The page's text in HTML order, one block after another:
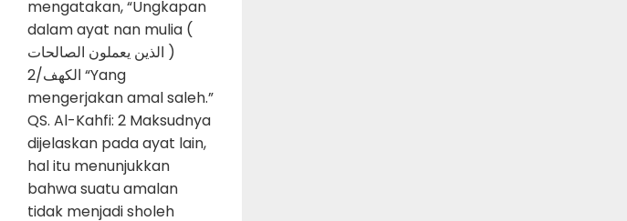
mengatakan, “Ungkapan
dalam ayat nan mulia (
الذين يعملون الصالحات )
الكهف/2 “Yang
mengerjakan amal saleh.”
QS. Al-Kahfi: 2 Maksudnya
dijelaskan pada ayat lain,
hal itu menunjukkan
bahwa suatu amalan
tidak menjadi sholeh